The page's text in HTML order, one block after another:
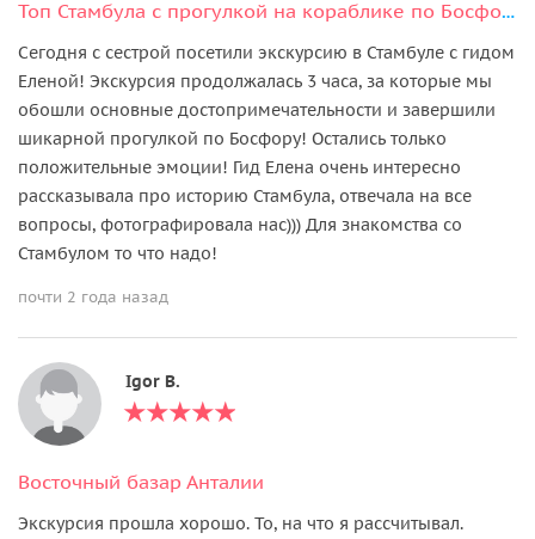
Топ Стамбула с прогулкой на кораблике по Босфору
Сегодня с сестрой посетили экскурсию в Стамбуле с гидом
Еленой! Экскурсия продолжалась 3 часа, за которые мы
обошли основные достопримечательности и завершили
шикарной прогулкой по Босфору! Остались только
положительные эмоции! Гид Елена очень интересно
рассказывала про историю Стамбула, отвечала на все
вопросы, фотографировала нас))) Для знакомства со
Стамбулом то что надо!
почти 2 года назад
Igor B.
Восточный базар Анталии
Экскурсия прошла хорошо. То, на что я рассчитывал.